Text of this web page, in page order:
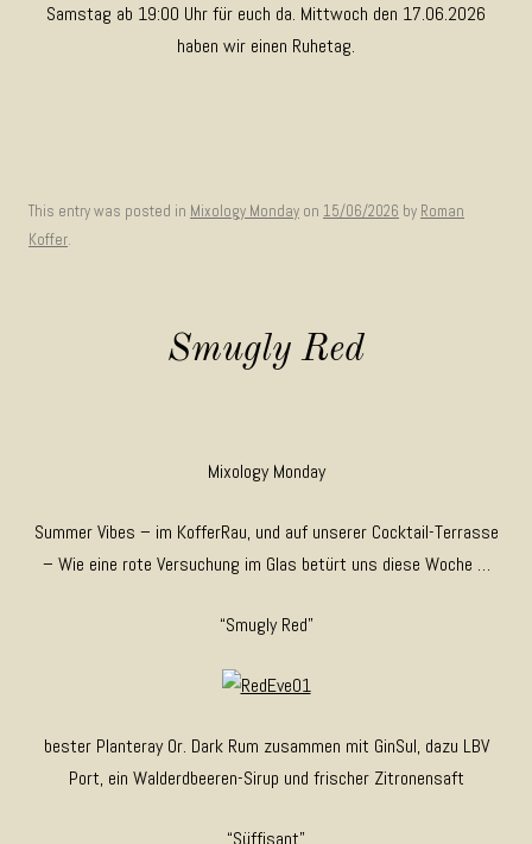
Samstag ab 19:00 Uhr für euch da. Mittwoch den 17.06.2026
haben wir einen Ruhetag.
This entry was posted in Mixology Monday on 15/06/2026 by Roman
Koffer.
Smugly Red
Mixology Monday
Summer Vibes – im KofferRau, und auf unserer Cocktail-Terrasse
– Wie eine rote Versuchung im Glas betürt uns diese Woche …
“Smugly Red”
bester Planteray Or. Dark Rum zusammen mit GinSul, dazu LBV
Port, ein Walderdbeeren-Sirup und frischer Zitronensaft
“Süffisant”